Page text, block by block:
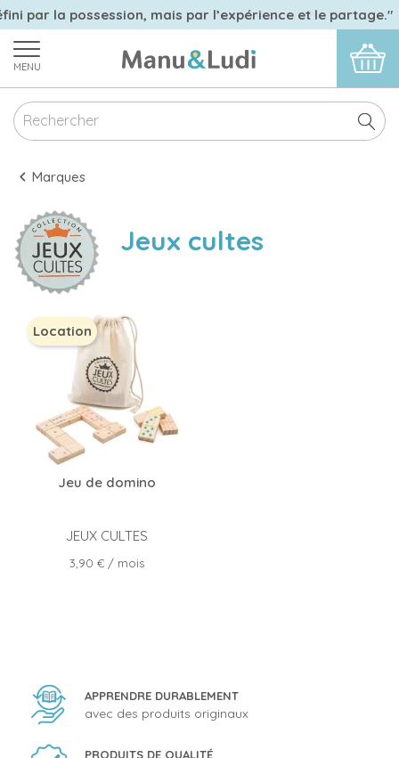
par la possession, mais par l’expérience et le partage."
MENU
Marques
Jeux cultes
Jeu de domino
JEUX CULTES
Prix
3,90 €/ mois
Location
APPRENDRE DURABLEMENT
avec des produits originaux
PRODUITS DE QUALITÉ